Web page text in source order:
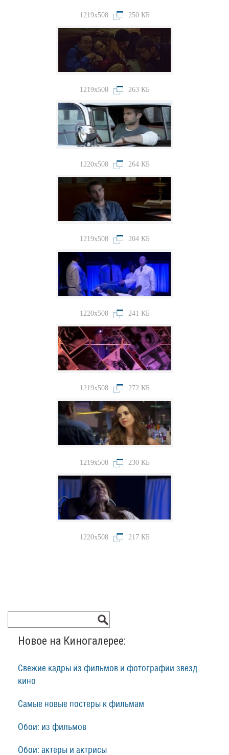
1219x508 250 КБ
1219x508 263 КБ
1220x508 264 КБ
1219x508 204 КБ
1220x508 241 КБ
1219x508 272 КБ
1219x508 230 КБ
1220x508 217 КБ
Новое на Киногалерее:
Свежие кадры из фильмов и фотографии звезд
кино
Самые новые постеры к фильмам
Обои: из фильмов
Обои: актеры и актрисы